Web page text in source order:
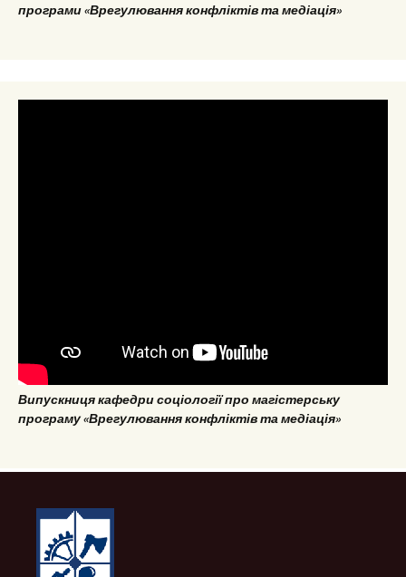
програми «Врегулювання конфліктів та медіація»
Випускниця кафедри соціології про магістерську
програму «Врегулювання конфліктів та медіація»